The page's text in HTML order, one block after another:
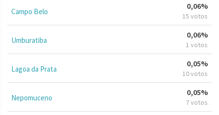
Campo Belo
0,06%
15 votos
Umburatiba
0,06%
1 votos
Lagoa da Prata
0,05%
10 votos
Nepomuceno
0,05%
7 votos